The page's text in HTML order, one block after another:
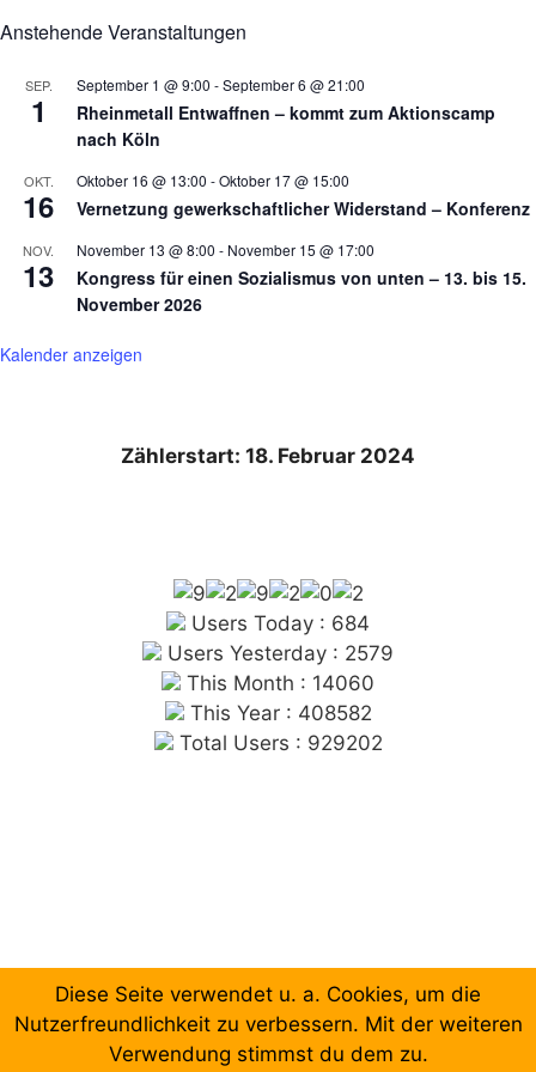
Anstehende Veranstaltungen
SEP.
1
September 1 @ 9:00 -September 6 @ 21:00
Rheinmetall Entwaffnen – kommt zum Aktionscamp
nach Köln
OKT.
16
Oktober 16 @ 13:00 -Oktober 17 @ 15:00
Vernetzung gewerkschaftlicher Widerstand – Konferenz
NOV.
13
November 13 @ 8:00 - November 15 @ 17:00
Kongress für einen Sozialismus von unten – 13. bis 15.
November 2026
Kalender anzeigen
Zählerstart: 18. Februar 2024
Users Today : 684
Users Yesterday : 2579
This Month : 14060
This Year : 408582
Total Users : 929202
Chronologische Aufzählung der Beiträge
Diese Seite verwendet u. a. Cookies, um die
Nutzerfreundlichkeit zu verbessern. Mit der weiteren
Verwendung stimmst du dem zu.